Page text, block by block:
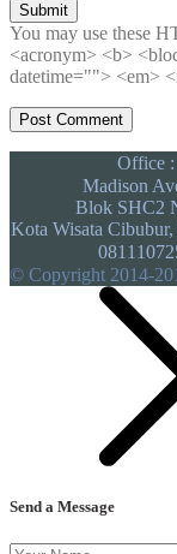
Submit
You may use these
<acronym> <b>
datetime=""> <em>
Office :
Madison
Blok SHC2
Kota Wisata
© Copyright 2014-
Send a Message